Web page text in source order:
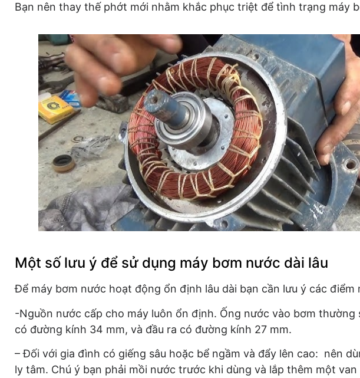
Bạn nên thay thế phớt mới nhằm khắc phục triệt để tình trạng máy
Một số lưu ý để sử dụng máy bơm nước dài lâu
Để máy bơm nước hoạt động ổn định lâu dài bạn cần lưu ý các điểm
-Nguồn nước cấp cho máy luôn ổn định. Ống nước vào bơm thường
có đường kính 34 mm, và đầu ra có đường kính 27 mm.
– Đối với gia đình có giếng sâu hoặc bể ngầm và đẩy lên cao: nên
ly tâm. Chú ý bạn phải mồi nước trước khi dùng và lắp thêm một